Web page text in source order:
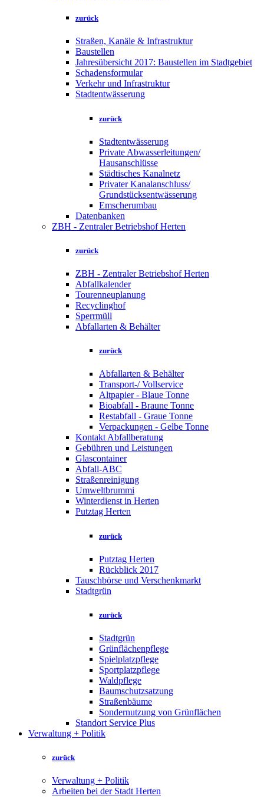
zurück
Straßen, Kanäle & Infrastruktur
Baustellen
Jahresübersicht 2017: Baustellen im Stadtgebiet
Schadensformular
Verkehr und Infrastruktur
Stadtentwässerung
zurück
Stadtentwässerung
Private Abwasserleitungen/
Hausanschlüsse
Städtisches Kanalnetz
Privater Kanalanschluss/
Grundstücksentwässerung
Emscherumbau
Datenbanken
ZBH - Zentraler Betriebshof Herten
zurück
ZBH - Zentraler Betriebshof Herten
Abfallkalender
Tourenneuplanung
Recyclinghof
Sperrmüll
Abfallarten & Behälter
zurück
Abfallarten & Behälter
Transport-/ Vollservice
Altpapier - Blaue Tonne
Bioabfall - Braune Tonne
Restabfall - Graue Tonne
Verpackungen - Gelbe Tonne
Kontakt Abfallberatung
Gebühren und Leistungen
Glascontainer
Abfall-ABC
Straßenreinigung
Umweltbrummi
Winterdienst in Herten
Putztag Herten
zurück
Putztag Herten
Rückblick 2017
Tauschbörse und Verschenkmarkt
Stadtgrün
zurück
Stadtgrün
Grünflächenpflege
Spielplatzpflege
Sportplatzpflege
Waldpflege
Baumschutzsatzung
Straßenbäume
Sondernutzung von Grünflächen
Standort Service Plus
Verwaltung + Politik
zurück
Verwaltung + Politik
Arbeiten bei der Stadt Herten